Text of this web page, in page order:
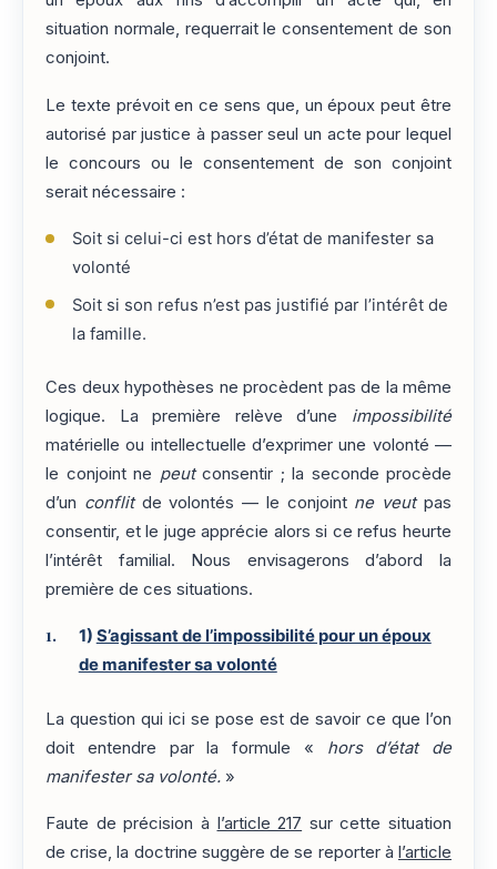
situation normale, requerrait le consentement de son
conjoint.
Le texte prévoit en ce sens que, un époux peut être
autorisé par justice à passer seul un acte pour lequel
le concours ou le consentement de son conjoint
serait nécessaire :
Soit si celui-ci est hors d’état de manifester sa
volonté
Soit si son refus n’est pas justifié par l’intérêt de
la famille.
Ces deux hypothèses ne procèdent pas de la même
logique. La première relève d’une impossibilité
matérielle ou intellectuelle d’exprimer une volonté —
le conjoint ne peutconsentir ; la seconde procède
d’un conflitde volontés — le conjoint ne veutpas
consentir, et le juge apprécie alors si ce refus heurte
l’intérêt familial. Nous envisagerons d’abord la
première de ces situations.
1) S’agissant de l’impossibilité pour un époux
de manifester sa volonté
La question qui ici se pose est de savoir ce que l’on
doit entendre par la formule « hors d’état de
manifester sa volonté. »
Faute de précision à l’article 217 sur cette situation
de crise, la doctrine suggère de se reporter à l’article